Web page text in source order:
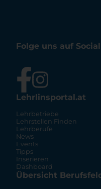
Folge uns auf
Lehrlinsportal.at
Lehrbetriebe
Lehrstellen Finden
Lehrberufe
News
Events
Tipps
Inserieren
Dashboard
Übersicht